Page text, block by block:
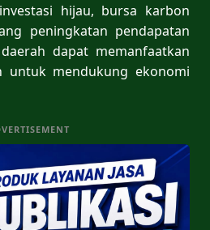
hijau, bursa karbon
peningkatan pendapatan
dapat memanfaatkan
untuk mendukung ekonomi